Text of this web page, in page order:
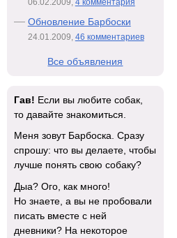
Обновление Барбоски
24.01.2009, 46 комментариев
Все объявления
Гав! Если вы любите собак,
то давайте знакомиться.
Меня зовут Барбоска. Сразу
спрошу: что вы делаете, чтобы
лучше понять свою собаку?
Дыа? Ого, как много!
Но знаете, а вы не пробовали
писать вместе с ней
дневники? На некоторое